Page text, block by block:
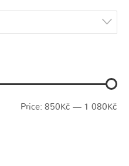
Price: 850Kč — 1 080Kč